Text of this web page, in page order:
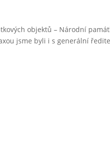
objektů – Národní
jsme byli i s generální